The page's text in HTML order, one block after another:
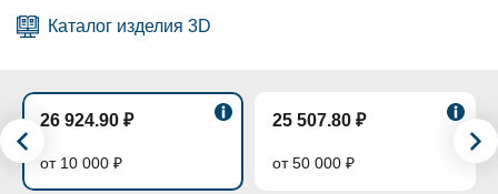
Каталог изделия 3D
26 924.90 ₽
от 10 000 ₽
25 507.80 ₽
от 50 000 ₽